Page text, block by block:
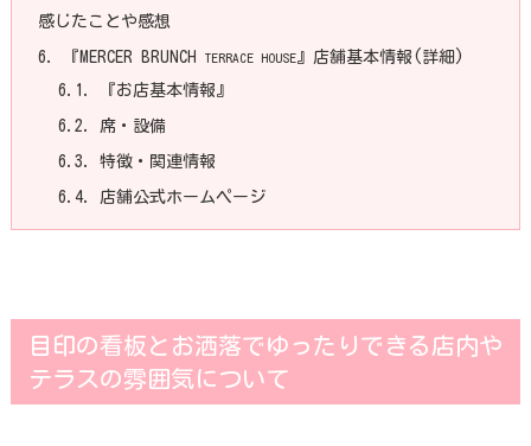
感じたことや感想
6. 『MERCER BRUNCH TERRACE HOUSE』店舗基本情報(詳細)
6.1.
『お店基本情報』
6.2. 席・設備
6.3. 特徴・関連情報
6.4. 店舗公式ホームページ
目印の看板とお洒落でゆったりできる店内や
テラスの雰囲気について